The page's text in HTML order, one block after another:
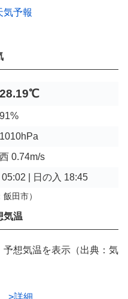
気予報
28.19℃
0.74m/s
05:02 | 日の入 18:45
飯田市）
気温
想気温を表示（出典：気